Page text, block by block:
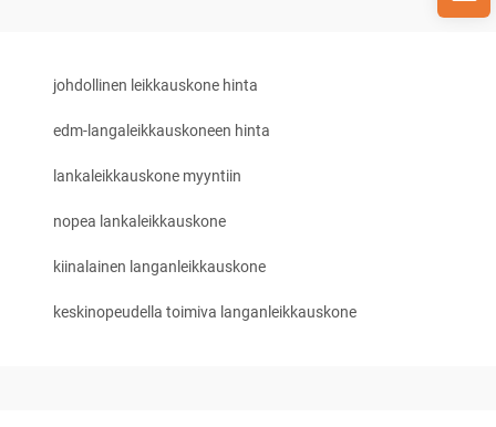
johdollinen leikkauskone hinta
edm-langaleikkauskoneen hinta
lankaleikkauskone myyntiin
nopea lankaleikkauskone
kiinalainen langanleikkauskone
keskinopeudella toimiva langanleikkauskone